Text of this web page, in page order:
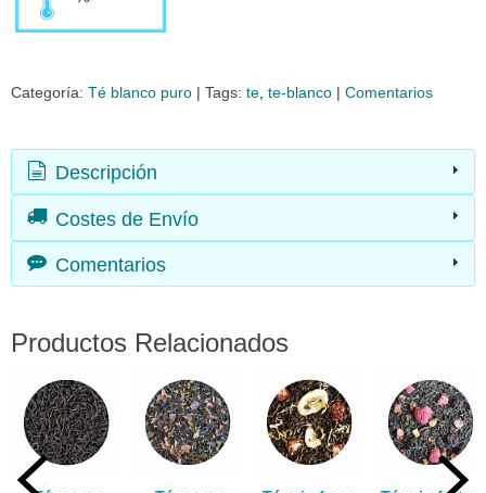
Categoría: Té blanco puro | Tags: te te-blanco | Comentarios
Descripción
Costes de Envío
Comentarios
Productos Relacionados